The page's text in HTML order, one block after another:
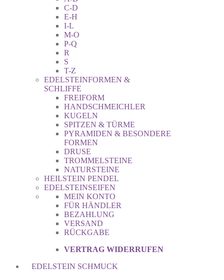
C-D
E-H
I-L
M-O
P-Q
R
S
T-Z
EDELSTEINFORMEN &
SCHLIFFE
FREIFORM
HANDSCHMEICHLER
KUGELN
SPITZEN & TÜRME
PYRAMIDEN & BESONDERE
FORMEN
DRUSE
TROMMELSTEINE
NATURSTEINE
HEILSTEIN PENDEL
EDELSTEINSEIFEN
MEIN KONTO
FÜR HÄNDLER
BEZAHLUNG
VERSAND
RÜCKGABE
VERTRAG WIDERRUFEN
EDELSTEIN SCHMUCK